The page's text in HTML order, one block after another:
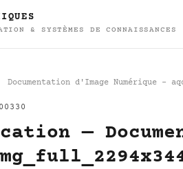
& SYSTÈMES DE CONNAISSANCES
Documentation d'Image Numérique -
—